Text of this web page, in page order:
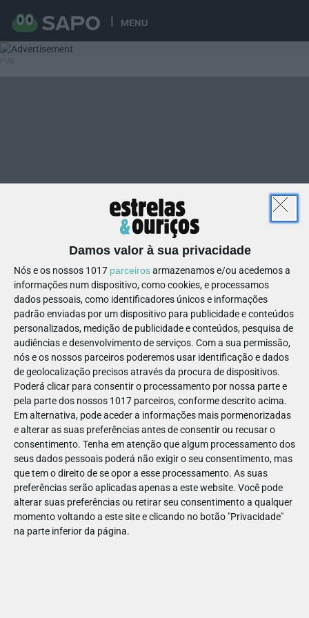
MENU
Damos valor à sua privacidade
Nós e os nossos 1017 parceirosarmazenamos e/ou acedemos a
informações num dispositivo, como cookies, e processamos
dados pessoais, como identificadores únicos e informações
padrão enviadas por um dispositivo para publicidade e conteúdos
personalizados, medição de publicidade e conteúdos, pesquisa de
audiências e desenvolvimento de serviços. Com a sua permissão,
nós e os nossos parceiros poderemos usar identificação e dados
de geolocalização precisos através da procura de dispositivos.
Poderá clicar para consentir o processamento por nossa parte e
pela parte dos nossos 1017 parceiros, conforme descrito acima.
Em alternativa, pode aceder a informações mais pormenorizadas
e alterar as suas preferências antes de consentir ou recusar o
consentimento. Tenha em atenção que algum processamento dos
seus dados pessoais poderá não exigir o seu consentimento, mas
que tem o direito de se opor a esse processamento. As suas
preferências serão aplicadas apenas a este website. Você pode
alterar suas preferências ou retirar seu consentimento a qualquer
momento voltando a este site e clicando no botão "Privacidade"
na parte inferior da página.
10
197721076740222